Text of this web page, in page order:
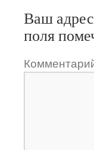
Ваш
поля